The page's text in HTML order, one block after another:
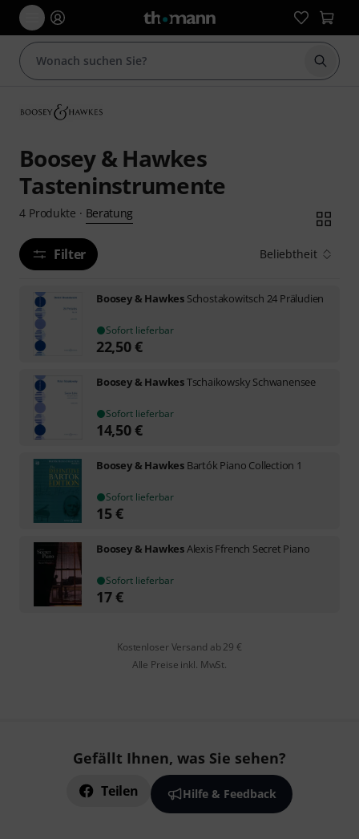
Suche
Boosey & Hawkes
Tasteninstrumente
4 Produkte · Beratung
Filter Beliebtheit
Boosey & Hawkes Schostakowitsch 24 Präludien
Sofort lieferbar
22,50€
Boosey & HawkesTschaikowsky Schwanensee
Sofort lieferbar
14,50€
Boosey & Hawkes Bartók Piano Collection 1
Sofort lieferbar
15€
Boosey & HawkesAlexis Ffrench Secret Piano
Sofort lieferbar
17€
Kostenloser Versand ab 29 €
Alle Preise inkl. MwSt.
Gefällt Ihnen, was Sie sehen?
Teilen Hilfe & Feedback